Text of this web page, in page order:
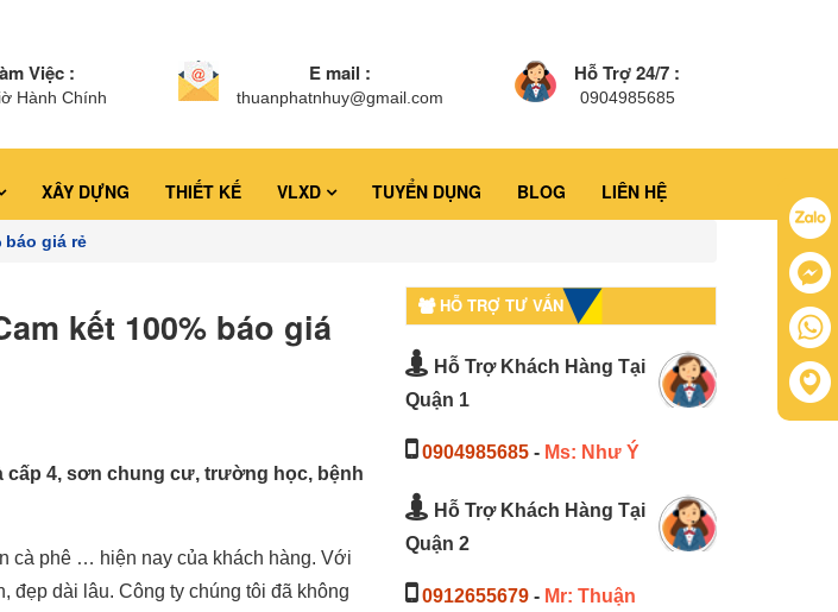
Việc :
Hành Chính
E mail :
thuanphatnhuy@gmail.com
Hỗ Trợ 24/7 :
0904985685
XÂY DỰNG THIẾT KẾ VLXD TUYỂN DỤNG BLOG LIÊN HỆ
báo giá rẻ
kết 100% báo giá
cấp 4, sơn chung cư, trường học, bệnh
cà phê … hiện nay của khách hàng. Với
đẹp dài lâu. Công ty chúng tôi đã không
HỖ TRỢ TƯ VẤN
Hỗ Trợ Khách Hàng Tại
Quận 1
0904985685- Ms: Như Ý
Hỗ Trợ Khách Hàng Tại
Quận 2
0912655679- Mr: Thuận